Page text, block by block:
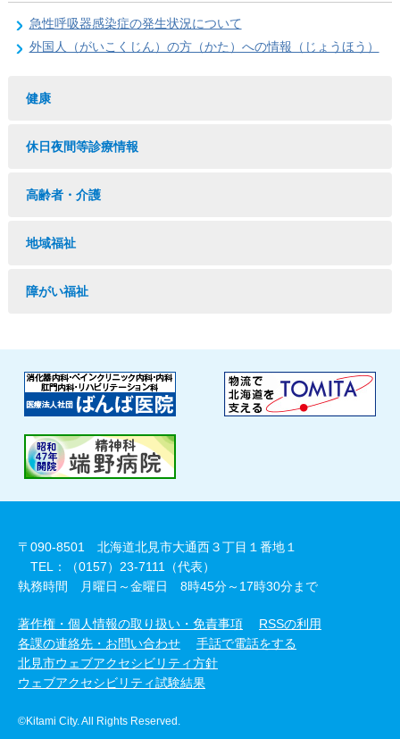
急性呼吸器感染症の発生状況について
外国人（がいこくじん）の方（かた）への情報（じょうほう）
健康
休日夜間等診療情報
高齢者・介護
地域福祉
障がい福祉
〒090-8501 北海道北見市大通西３丁目１番地１
TEL：（0157）23-7111（代表）
執務時間 月曜日～金曜日 8時45分～17時30分まで
著作権・個人情報の取り扱い・免責事項
RSSの利用
各課の連絡先・お問い合わせ
手話で電話をする
北見市ウェブアクセシビリティ方針
ウェブアクセシビリティ試験結果
©Kitami City. All Rights Reserved.